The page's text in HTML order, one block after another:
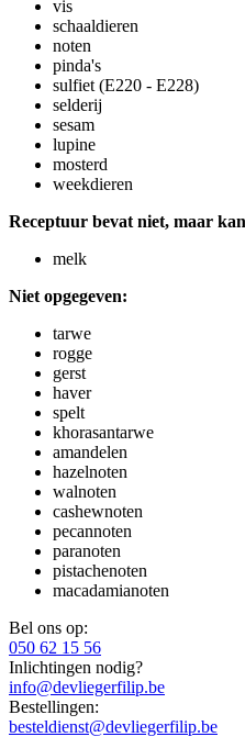
vis
schaaldieren
noten
pinda's
sulfiet (E220 - E228)
selderij
sesam
lupine
mosterd
weekdieren
Receptuur bevat niet, maar
melk
Niet opgegeven:
tarwe
rogge
gerst
haver
spelt
khorasantarwe
amandelen
hazelnoten
walnoten
cashewnoten
pecannoten
paranoten
pistachenoten
macadamianoten
Bel ons op:
050 62 15 56
Inlichtingen nodig?
info@devliegerfilip.be
Bestellingen:
besteldienst@devliegerfilip.be